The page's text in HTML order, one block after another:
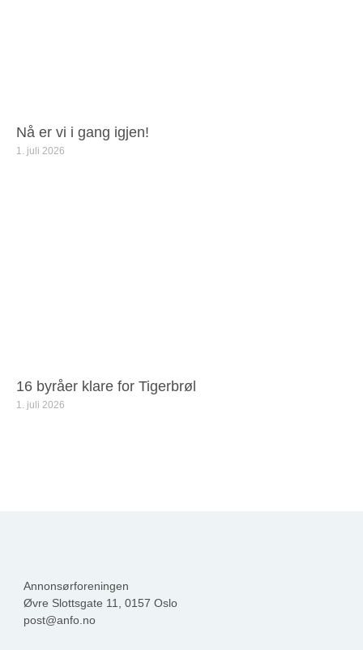
Nå er vi i gang igjen!
1. juli 2026
16 byråer klare for Tigerbrøl
1. juli 2026
Annonsørforeningen
Øvre Slottsgate 11, 0157 Oslo
post@anfo.no